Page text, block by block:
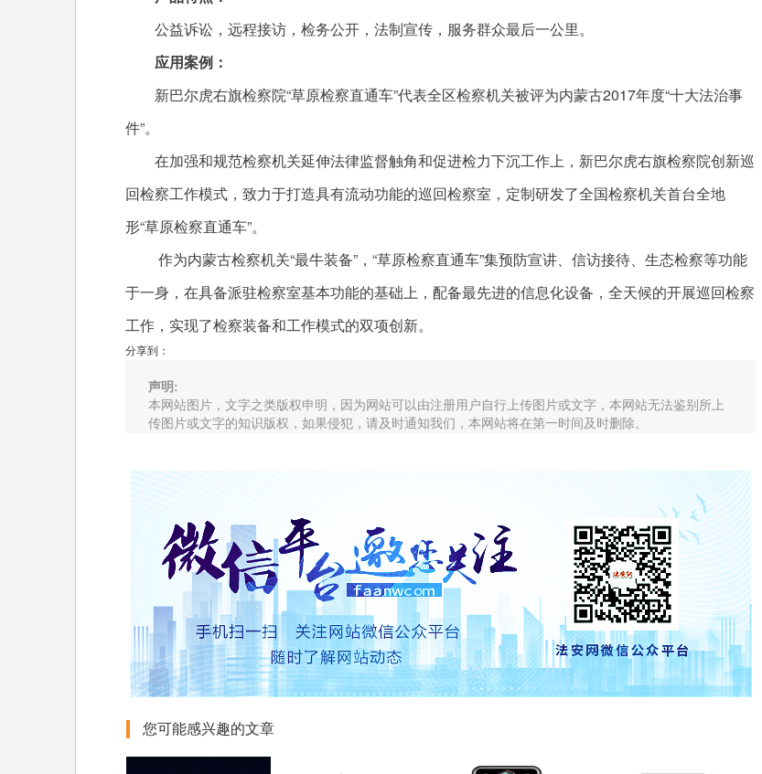
公益诉讼，远程接访，检务公开，法制宣传，服务群众最后一公里。
应用案例：
新巴尔虎右旗检察院“草原检察直通车”代表全区检察机关被评为内蒙古2017年度“十大法治事
件”。
在加强和规范检察机关延伸法律监督触角和促进检力下沉工作上，新巴尔虎右旗检察院创新巡
回检察工作模式，致力于打造具有流动功能的巡回检察室，定制研发了全国检察机关首台全地
形“草原检察直通车”。
作为内蒙古检察机关“最牛装备”，“草原检察直通车”集预防宣讲、信访接待、生态检察等功能
于一身，在具备派驻检察室基本功能的基础上，配备最先进的信息化设备，全天候的开展巡回检察
工作，实现了检察装备和工作模式的双项创新。
分享到：
声明:
本网站图片，文字之类版权申明，因为网站可以由注册用户自行上传图片或文字，本网站无法鉴别所上
传图片或文字的知识版权，如果侵犯，请及时通知我们，本网站将在第一时间及时删除。
您可能感兴趣的文章